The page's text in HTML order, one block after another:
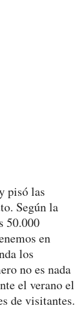
pisó las
Según la
50.000
en
los
no es nada
el verano el
de visitantes.